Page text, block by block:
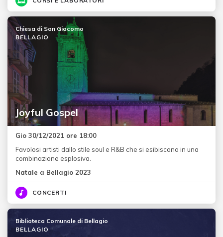
Joyful Gospel
Chiesa di San Giacomo
BELLAGIO
Gio 30/12/2021 ore 18:00
Favolosi artisti dallo stile soul e R&B che si esibiscono in una
combinazione esplosiva.
Natale a Bellagio 2023
CONCERTI
Biblioteca Comunale di Bellagio
BELLAGIO